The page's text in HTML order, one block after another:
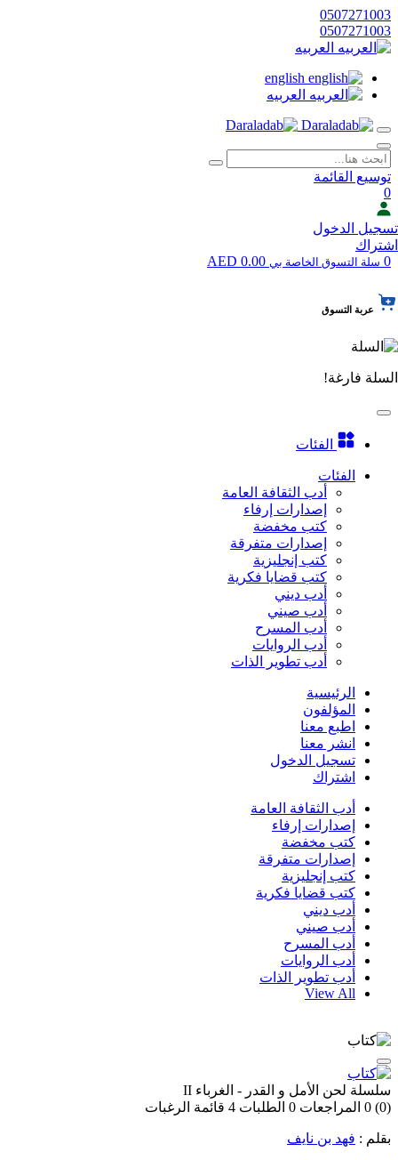
0507271003
0507271003
العربيه
english
العربيه
توسيع القائمة
0
تسجيل الدخول
اشتراك
0 سلة التسوق الخاصة بي
عربة التسوق
السلة فارغة!
الفئات
الفئات
أدب الثقافة العامة
إصدارات إرفاء
كتب مخفضة
إصدارات متفرقة
كتب إنجليزية
كتب قضايا فكرية
أدب ديني
أدب صيني
أدب المسرح
أدب الروايات
أدب تطوير الذات
الرئيسية
المؤلفون
اطبع معنا
انشر معنا
تسجيل الدخول
اشتراك
أدب الثقافة العامة
إصدارات إرفاء
كتب مخفضة
إصدارات متفرقة
كتب إنجليزية
كتب قضايا فكرية
أدب ديني
أدب صيني
أدب المسرح
أدب الروايات
أدب تطوير الذات
View All
سلسلة لحن الأمل و القدر - الغرباء II
(0)
0 المراجعات 0 الطلبات 4 قائمة الرغبات
بقلم : فهد بن نايف